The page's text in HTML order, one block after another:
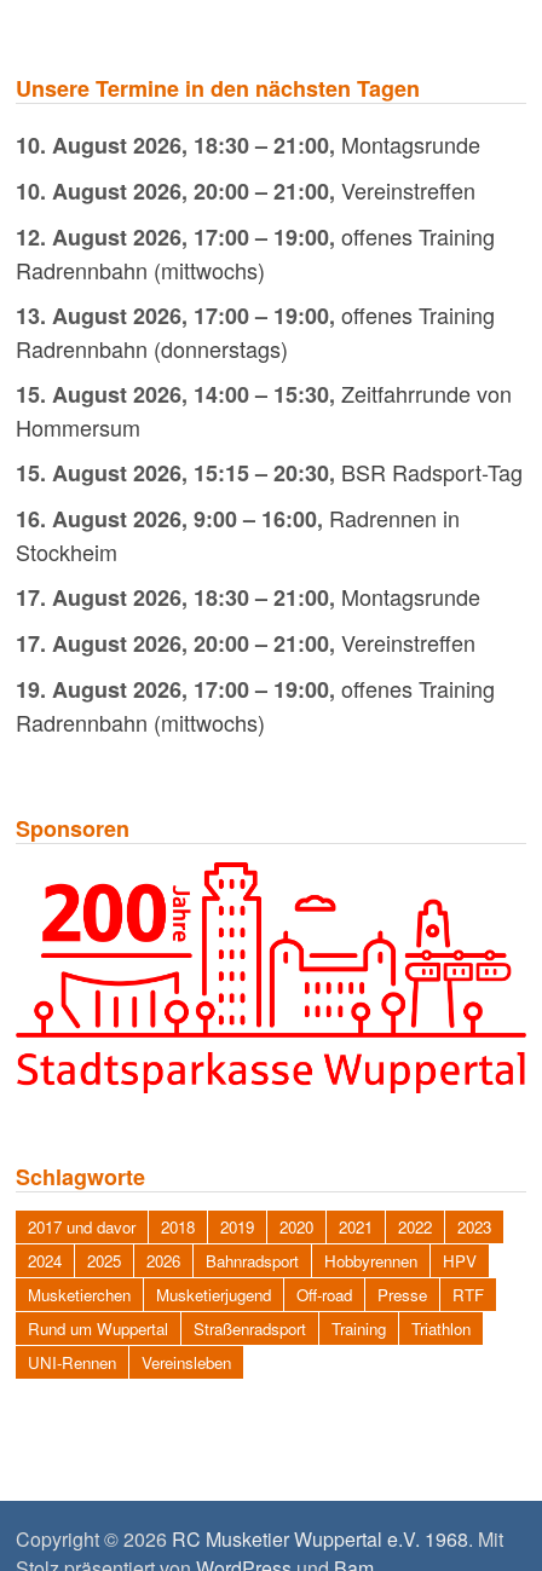
Unsere Termine in den nächsten Tagen
10. August 2026, 18:30– 21:00, Montagsrunde
10. August 2026, 20:00– 21:00, Vereinstreffen
12. August 2026, 17:00– 19:00, offenes Training
Radrennbahn (mittwochs)
13. August 2026, 17:00– 19:00, offenes Training
Radrennbahn (donnerstags)
15. August 2026, 14:00– 15:30, Zeitfahrrunde von
Hommersum
15. August 2026, 15:15– 20:30, BSR Radsport-Tag
16. August 2026, 9:00– 16:00, Radrennen in
Stockheim
17. August 2026, 18:30– 21:00, Montagsrunde
17. August 2026, 20:00– 21:00, Vereinstreffen
19. August 2026, 17:00– 19:00, offenes Training
Radrennbahn (mittwochs)
Sponsoren
Schlagworte
2017 und davor 2018 2019 2020 2021 2022
2023
2024
2025 2026 Bahnradsport Hobbyrennen
HPV
Musketierchen
Musketierjugend Off-road Presse
RTF
Rund um Wuppertal
Straßenradsport Training
Triathlon
UNI-Rennen
Vereinsleben
Copyright © 2026 RC Musketier Wuppertal e.V. 1968. Mit